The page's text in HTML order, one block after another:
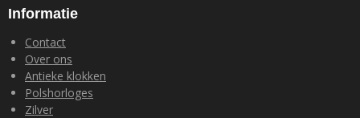
Informatie
Contact
Over ons
Antieke klokken
Polshorloges
Zilver